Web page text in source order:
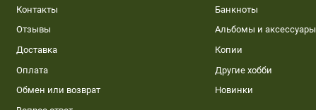
Контакты
Отзывы
Доставка
Оплата
Обмен или возврат
Банкноты
Альбомы и аксессуары
Копии
Другие хобби
Новинки